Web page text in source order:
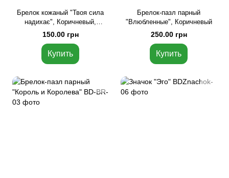
Брелок кожаный "Твоя сила
надихає", Коричневый,
украинская
150.00 грн
Купить
Брелок-пазл парный
"Влюбленные", Коричневый
250.00 грн
Купить